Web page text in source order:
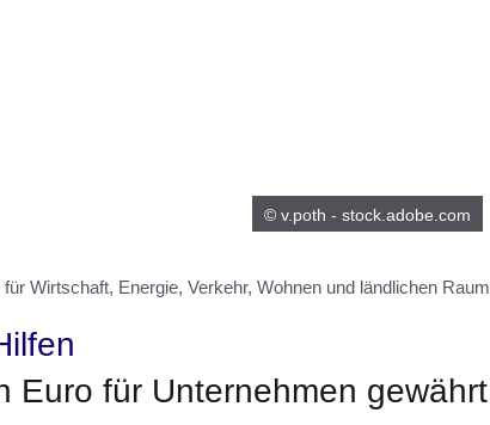
© v.poth - stock.adobe.com
Wirtschaft, Energie, Verkehr, Wohnen und ländlichen Raum
Euro für Unternehmen gewährt